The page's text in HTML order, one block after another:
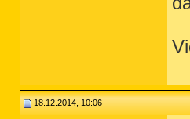
18.12.2014, 10:06